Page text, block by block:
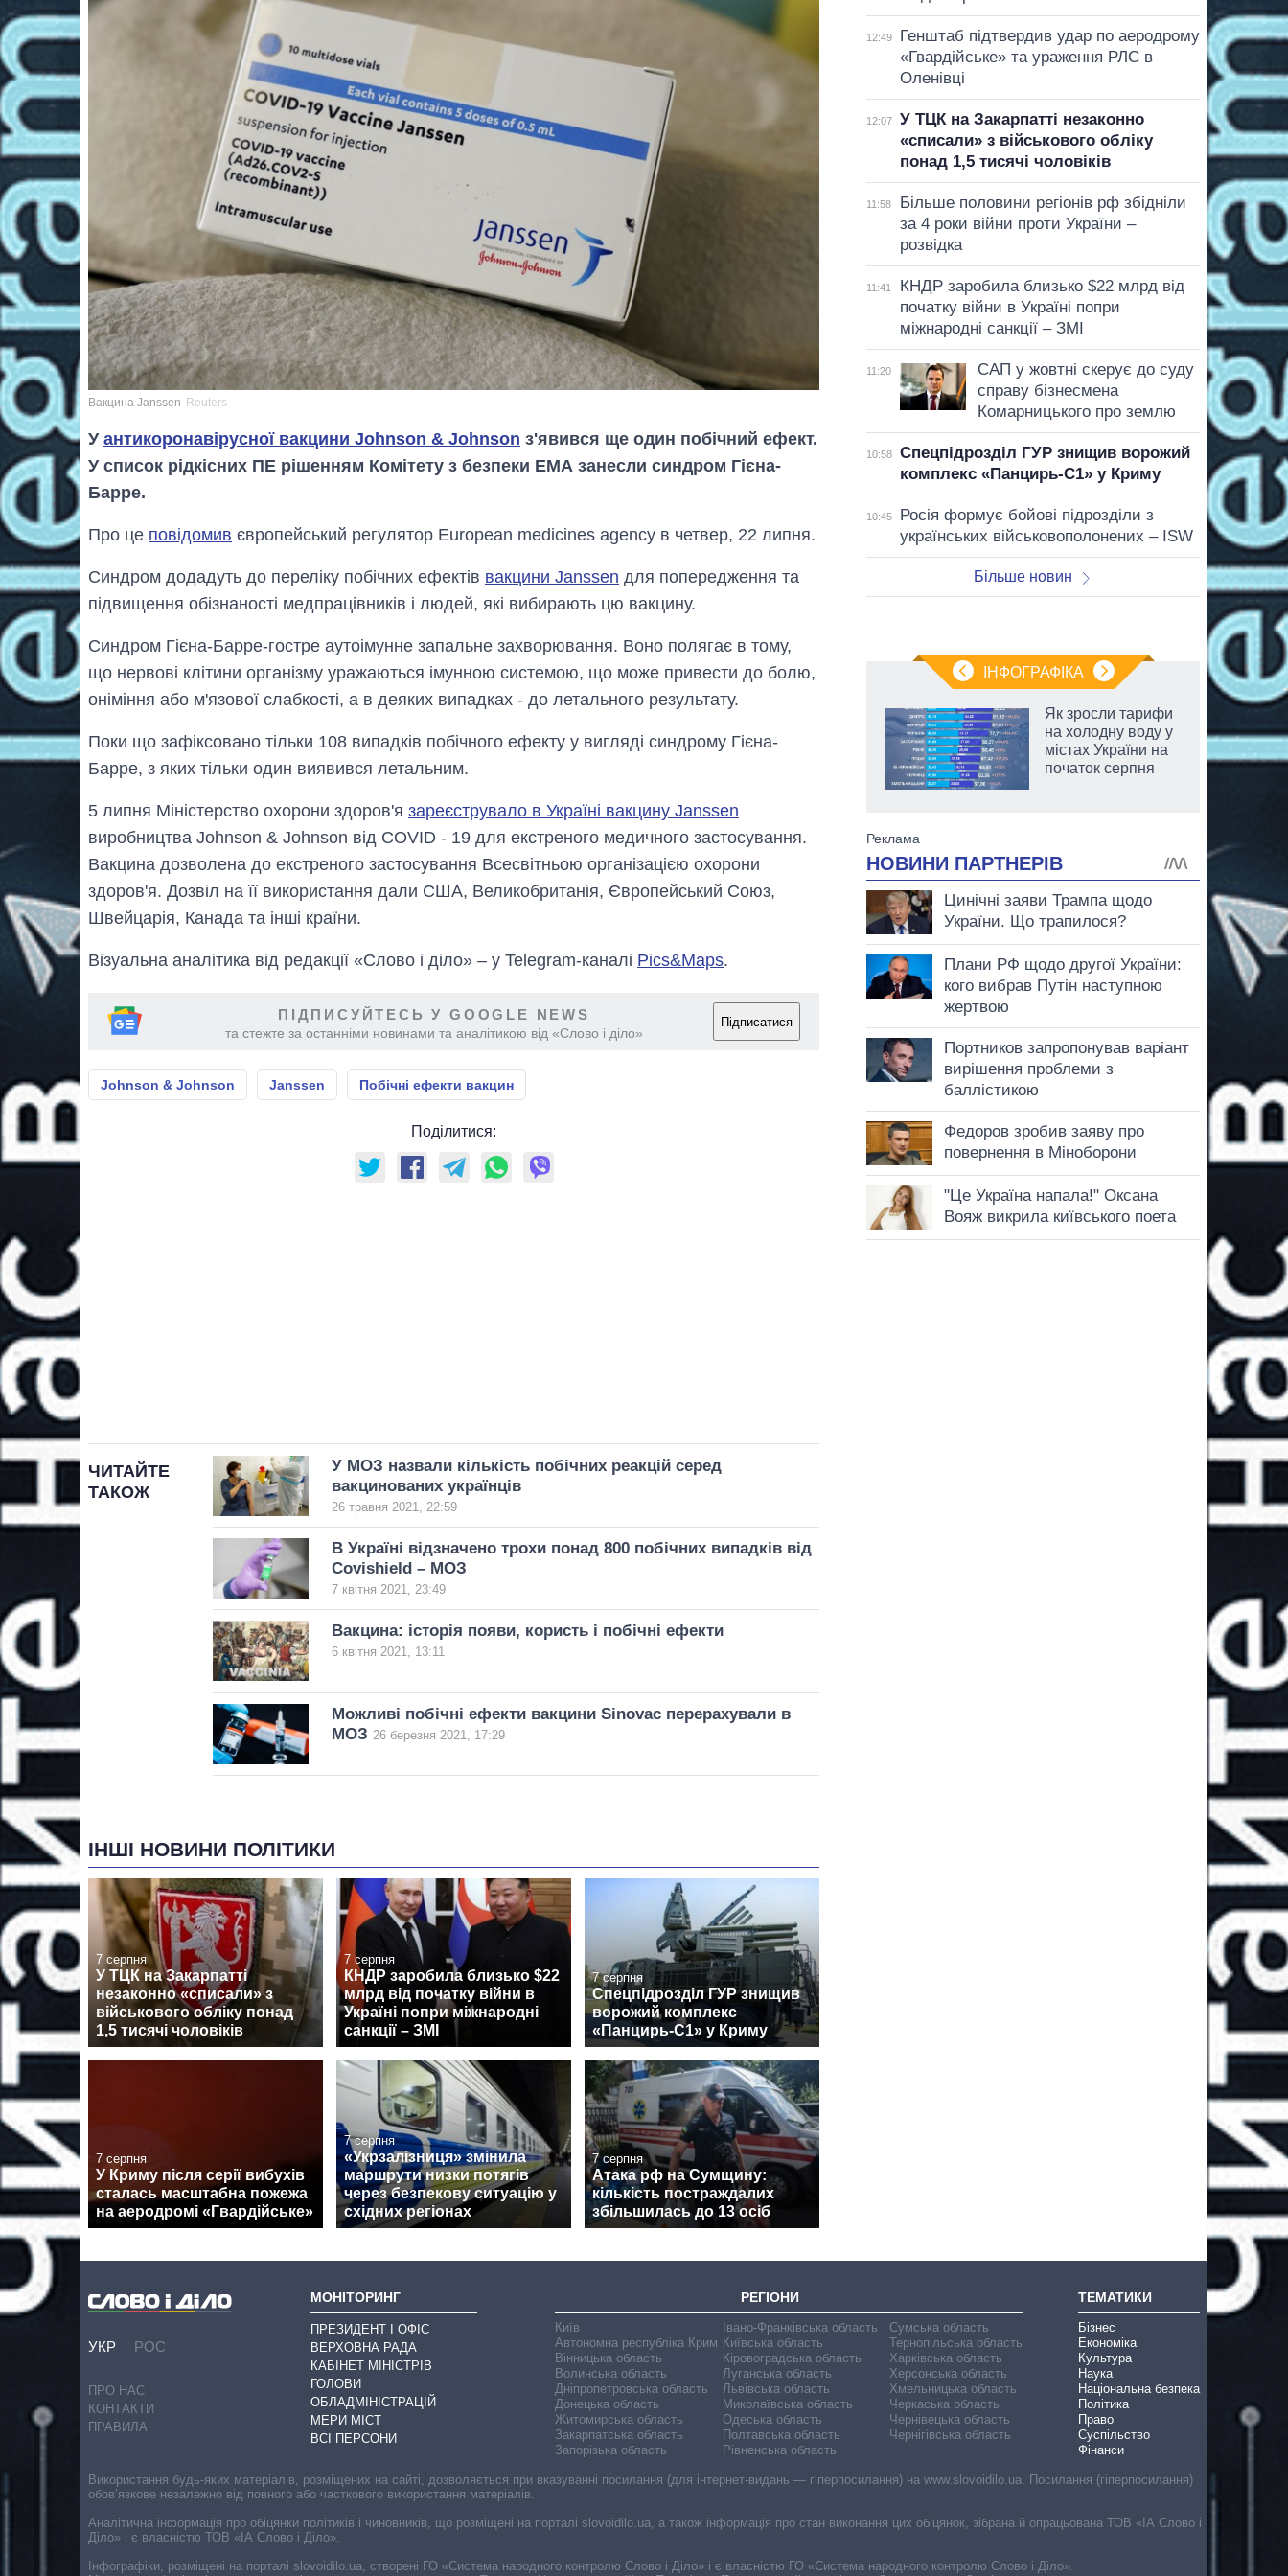
Вакцина Janssen Reuters
У антикоронавірусної вакцини Johnson & Johnson з'явився ще один побічний ефект.
У список рідкісних ПЕ рішенням Комітету з безпеки ЕМА занесли синдром Гієна-
Барре.
Про це повідомив європейський регулятор European medicines agency в четвер, 22 липня.
Синдром додадуть до переліку побічних ефектів вакцини Janssen для попередження та
підвищення обізнаності медпрацівників і людей, які вибирають цю вакцину.
Синдром Гієна-Барре-гостре аутоімунне запальне захворювання. Воно полягає в тому,
що нервові клітини організму уражаються імунною системою, що може привести до болю,
оніміння або м'язової слабкості, а в деяких випадках - до летального результату.
Поки що зафіксовано тільки 108 випадків побічного ефекту у вигляді синдрому Гієна-
Барре, з яких тільки один виявився летальним.
5 липня Міністерство охорони здоров'я зареєструвало в Україні вакцину Janssen
виробництва Johnson & Johnson від COVID - 19 для екстреного медичного застосування.
Вакцина дозволена до екстреного застосування Всесвітньою організацією охорони
здоров'я. Дозвіл на її використання дали США, Великобританія, Європейський Союз,
Швейцарія, Канада та інші країни.
Візуальна аналітика від редакції «Слово і діло» – у Telegram-каналі Pics&Maps.
ПІДПИСУЙТЕСЬ У GOOGLE NEWS
та стежте за останніми новинами та аналітикою від «Слово і діло»
Підписатися
Johnson & Johnson Janssen Побічні ефекти вакцин
Поділитися:
ЧИТАЙТЕ
ТАКОЖ
У МОЗ назвали кількість побічних реакцій серед
вакцинованих українців
26 травня 2021, 22:59
В Україні відзначено трохи понад 800 побічних випадків від
Covishield – МОЗ
7 квітня 2021, 23:49
Вакцина: історія появи, користь і побічні ефекти
6 квітня 2021, 13:11
Можливі побічні ефекти вакцини Sinovac перерахували в
МОЗ 26 березня 2021, 17:29
ІНШІ НОВИНИ ПОЛІТИКИ
7 серпня
У ТЦК на Закарпатті
незаконно «списали» з
військового обліку понад
1,5 тисячі чоловіків
7 серпня
КНДР заробила близько $22
млрд від початку війни в
Україні попри міжнародні
санкції – ЗМІ
7 серпня
Спецпідрозділ ГУР знищив
ворожий комплекс
«Панцирь-С1» у Криму
7 серпня
У Криму після серії вибухів
сталась масштабна пожежа
на аеродромі «Гвардійське»
7 серпня
«Укрзалізниця» змінила
маршрути низки потягів
через безпекову ситуацію у
східних регіонах
7 серпня
Атака рф на Сумщину:
кількість постраждалих
збільшилась до 13 осіб
12:49
Генштаб підтвердив удар по аеродрому
«Гвардійське» та ураження РЛС в
Оленівці
12:07
У ТЦК на Закарпатті незаконно
«списали» з військового обліку
понад 1,5 тисячі чоловіків
11:58
Більше половини регіонів рф збідніли
за 4 роки війни проти України –
розвідка
11:41
КНДР заробила близько $22 млрд від
початку війни в Україні попри
міжнародні санкції – ЗМІ
11:20
САП у жовтні скерує до суду
справу бізнесмена
Комарницького про землю
10:58
Спецпідрозділ ГУР знищив ворожий
комплекс «Панцирь-С1» у Криму
10:45
Росія формує бойові підрозділи з
українських військовополонених – ISW
Більше новин
ІНФОГРАФІКА
Як змінився
бюджет
Міністерства
росією
Як зросли тарифи
на холодну воду у
містах України на
початок серпня
УКР РОС
ПРО НАС
КОНТАКТИ
ПРАВИЛА
МОНІТОРИНГ
ПРЕЗИДЕНТ І ОФІС
ВЕРХОВНА РАДА
КАБІНЕТ МІНІСТРІВ
ГОЛОВИ
ОБЛАДМІНІСТРАЦІЙ
МЕРИ МІСТ
ВСІ ПЕРСОНИ
РЕГІОНИ
Київ
Автономна республіка Крим
Вінницька область
Волинська область
Дніпропетровська область
Донецька область
Житомирська область
Закарпатська область
Запорізька область
Івано-Франківська область
Київська область
Кіровоградська область
Луганська область
Львівська область
Миколаївська область
Одеська область
Полтавська область
Рівненська область
Сумська область
Тернопільська область
Харківська область
Херсонська область
Хмельницька область
Черкаська область
Чернівецька область
Чернігівська область
ТЕМАТИКИ
Бізнес
Економіка
Культура
Наука
Національна безпека
Політика
Право
Суспільство
Фінанси
Використання будь-яких матеріалів, розміщених на сайті, дозволяється при вказуванні посилання (для інтернет-видань — гіперпосилання) на www.slovoidilo.ua. Посилання (гіперпосилання)
обов’язкове незалежно від повного або часткового використання матеріалів.
Аналітична інформація про обіцянки політиків і чиновників, що розміщені на порталі slovoidilo.ua, а також інформація про стан виконання цих обіцянок, зібрана й опрацьована ТОВ «ІА Слово і
Діло» і є власністю ТОВ «ІА Слово і Діло».
Інфографіки, розміщені на порталі slovoidilo.ua, створені ГО «Система народного контролю Слово і Діло» і є власністю ГО «Система народного контролю Слово і Діло».